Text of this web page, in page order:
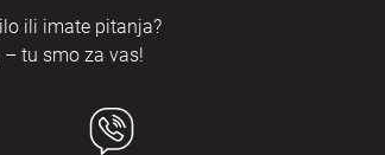
ili imate pitanja?
tu smo za vas!